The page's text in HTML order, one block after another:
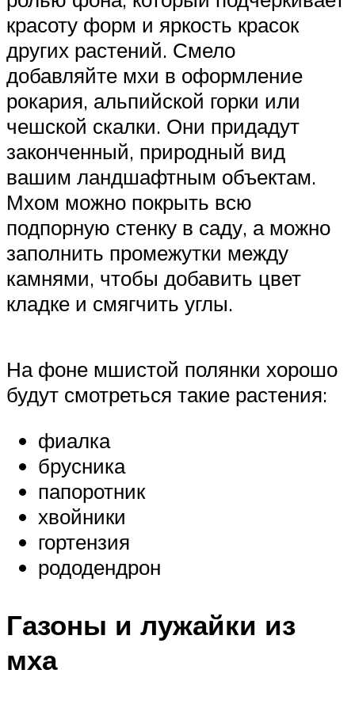
красоту форм и яркость красок
других растений. Смело
добавляйте мхи в оформление
рокария, альпийской горки или
чешской скалки. Они придадут
законченный, природный вид
вашим ландшафтным объектам.
Мхом можно покрыть всю
подпорную стенку в саду, а можно
заполнить промежутки между
камнями, чтобы добавить цвет
кладке и смягчить углы.
На фоне мшистой полянки хорошо
будут смотреться такие растения:
фиалка
брусника
папоротник
хвойники
гортензия
рододендрон
Газоны и лужайки из
мха